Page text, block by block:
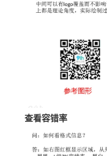
查看容错率